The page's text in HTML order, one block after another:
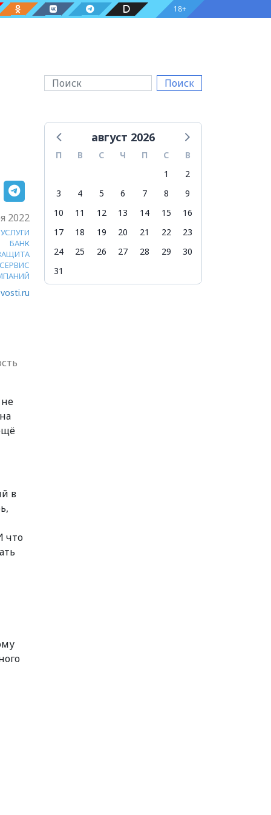
18+
Поиск
2022
УСЛУГИ
БАНК
СЕРВИС
в
что
август 2026
П В С Ч П С
В
1
2
3
4 5 6 7 8
9
10
11 12 13 14 15
16
17
18 19 20 21 22
23
24
25 26 27 28 29
30
31